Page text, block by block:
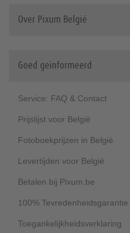
Over Pixum België
Werken bij Pixum (Duits)
Duurzaamheid
Goed geïnformeerd
Service: FAQ & Contact
Prijslijst voor België
Fotoboekprijzen in België
Levertijden voor België
Betalen bij Pixum.be
100% Tevredenheidsgarantie
Toegankelijkheidsverklaring